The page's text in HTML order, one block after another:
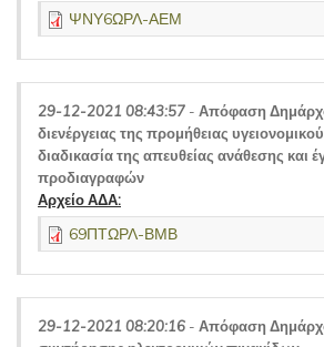
ΨΝΥ6ΩΡΛ-ΑΕΜ
29-12-2021 08:43:57 - Απόφαση
διενέργειας της προμήθειας
διαδικασία της απευθείας ανάθεσης και
προδιαγραφών
Αρχείο ΑΔΑ:
69ΠΤΩΡΛ-ΒΜΒ
29-12-2021 08:20:16 - Απόφαση